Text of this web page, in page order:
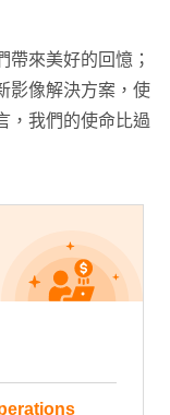
帶來美好的回憶；
影像解決方案，使
，我們的使命比過